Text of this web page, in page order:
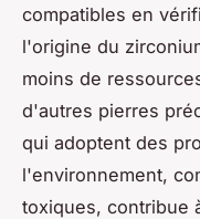
compatibles en
l'origine du
moins de
d'autres pierres
qui adoptent des
l'environnement,
toxiques, contribue